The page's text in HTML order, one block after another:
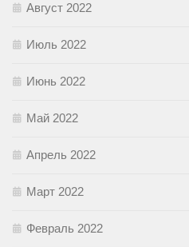
Август 2022
Июль 2022
Июнь 2022
Май 2022
Апрель 2022
Март 2022
Февраль 2022